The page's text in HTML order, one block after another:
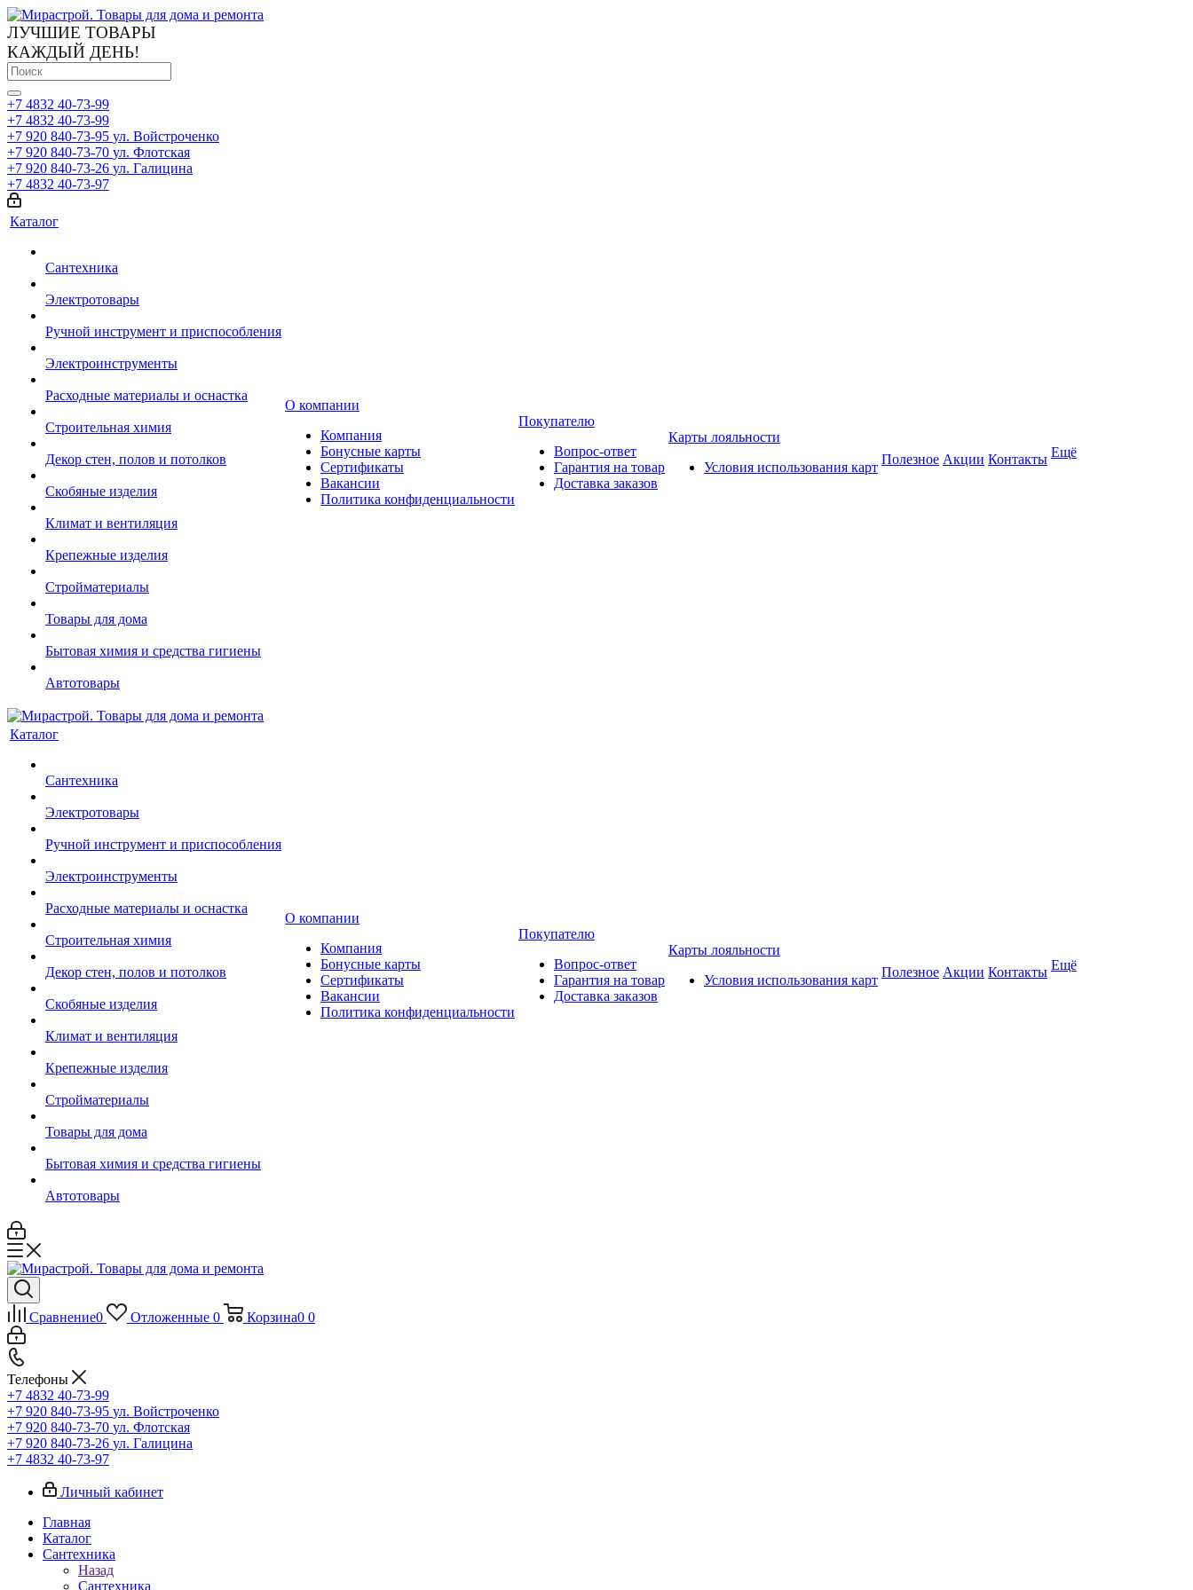
ЛУЧШИЕ ТОВАРЫ
КАЖДЫЙ ДЕНЬ!
+7 4832 40-73-99
+7 4832 40-73-99
+7 920 840-73-95 ул. Войстроченко
+7 920 840-73-70 ул. Флотская
+7 920 840-73-26 ул. Галицина
+7 4832 40-73-97
Каталог
Сантехника
Электротовары
Ручной инструмент и приспособления
Электроинструменты
Расходные материалы и оснастка
Строительная химия
Декор стен, полов и потолков
Скобяные изделия
Климат и вентиляция
Крепежные изделия
Стройматериалы
Товары для дома
Бытовая химия и средства гигиены
Автотовары
О компании
Компания
Бонусные карты
Сертификаты
Вакансии
Политика конфиденциальности
Покупателю
Вопрос-ответ
Гарантия на товар
Доставка заказов
Карты лояльности
Условия использования карт
Полезное Акции Контакты Ещё
Каталог
Сантехника
Электротовары
Ручной инструмент и приспособления
Электроинструменты
Расходные материалы и оснастка
Строительная химия
Декор стен, полов и потолков
Скобяные изделия
Климат и вентиляция
Крепежные изделия
Стройматериалы
Товары для дома
Бытовая химия и средства гигиены
Автотовары
О компании
Компания
Бонусные карты
Сертификаты
Вакансии
Политика конфиденциальности
Покупателю
Вопрос-ответ
Гарантия на товар
Доставка заказов
Карты лояльности
Условия использования карт
Полезное Акции Контакты Ещё
Сравнение0 Отложенные 0 Корзина0 0
Телефоны
+7 4832 40-73-99
+7 920 840-73-95 ул. Войстроченко
+7 920 840-73-70 ул. Флотская
+7 920 840-73-26 ул. Галицина
+7 4832 40-73-97
Личный кабинет
Главная
Каталог
Сантехника
Назад
Сантехника